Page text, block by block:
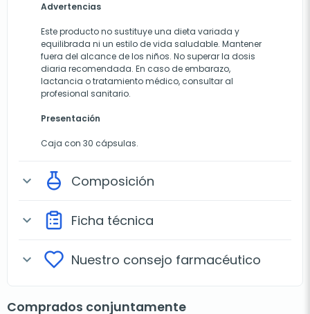
Advertencias
Este producto no sustituye una dieta variada y
equilibrada ni un estilo de vida saludable. Mantener
fuera del alcance de los niños. No superar la dosis
diaria recomendada. En caso de embarazo,
lactancia o tratamiento médico, consultar al
profesional sanitario.
Presentación
Caja con 30 cápsulas.
expand_more Composición
expand_more Ficha técnica
expand_more Nuestro consejo farmacéutico
Comprados conjuntamente